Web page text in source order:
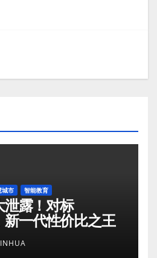
城市 智能教育
露！对标
一代性价比之王